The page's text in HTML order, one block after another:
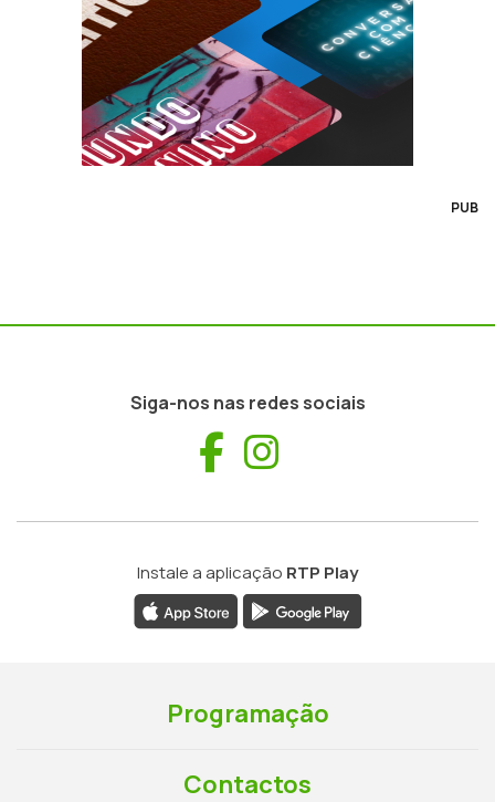
PUB
Siga-nos nas redes sociais
Facebook
Instale a aplicação RTP Play
Programação
Contactos